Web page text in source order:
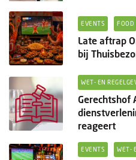
EVENTS FOOD
Late aftrap
bij
WET- EN
Gerechtshof
reageert
EVENTS WET-